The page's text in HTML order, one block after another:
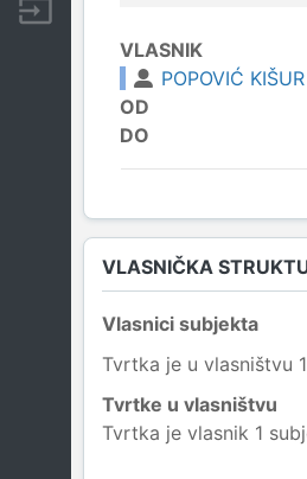
VLASNIK
POPOVIĆ
OD
DO
VLASNIČKA
Vlasnici subjekta
Tvrtka je u vlasništvu
Tvrtke u vlasništvu
Tvrtka je vlasnik 1